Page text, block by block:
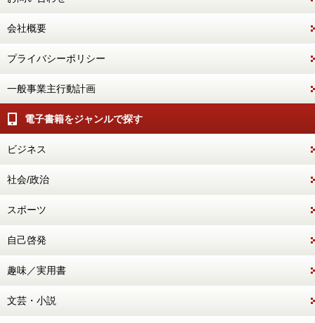
会社概要
プライバシーポリシー
一般事業主行動計画
電子書籍をジャンルで探す
ビジネス
社会/政治
スポーツ
自己啓発
趣味／実用書
文芸・小説